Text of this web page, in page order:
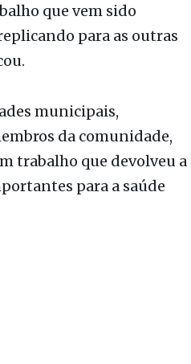
para nos
todo o Estado de São
que vem sido
municipais,
da comunidade,
trabalho que devolveu a